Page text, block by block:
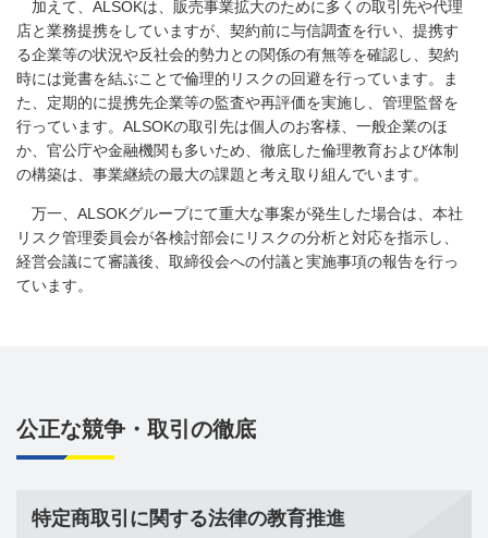
加えて、ALSOKは、販売事業拡大のために多くの取引先や代理
店と業務提携をしていますが、契約前に与信調査を行い、提携す
る企業等の状況や反社会的勢力との関係の有無等を確認し、契約
時には覚書を結ぶことで倫理的リスクの回避を行っています。ま
た、定期的に提携先企業等の監査や再評価を実施し、管理監督を
行っています。ALSOKの取引先は個人のお客様、一般企業のほ
か、官公庁や金融機関も多いため、徹底した倫理教育および体制
の構築は、事業継続の最大の課題と考え取り組んでいます。
万一、ALSOKグループにて重大な事案が発生した場合は、本社
リスク管理委員会が各検討部会にリスクの分析と対応を指示し、
経営会議にて審議後、取締役会への付議と実施事項の報告を行っ
ています。
公正な競争・取引の徹底
特定商取引に関する法律の教育推進